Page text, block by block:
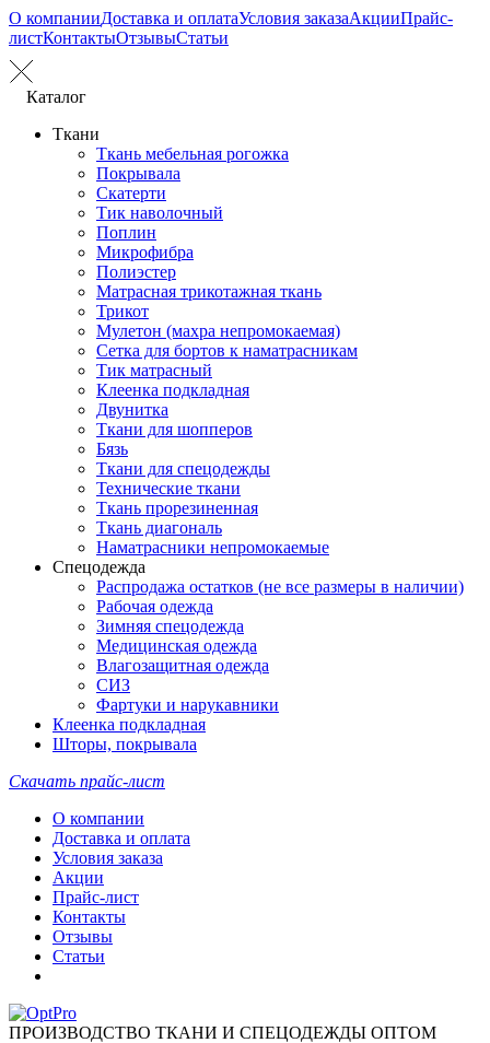
О компанииДоставка и оплатаУсловия заказаАкцииПрайс-
листКонтактыОтзывыСтатьи
Каталог
Ткани
Ткань мебельная рогожка
Покрывала
Скатерти
Тик наволочный
Поплин
Микрофибра
Полиэстер
Матрасная трикотажная ткань
Трикот
Мулетон (махра непромокаемая)
Сетка для бортов к наматрасникам
Тик матрасный
Клеенка подкладная
Двунитка
Ткани для шопперов
Бязь
Ткани для спецодежды
Технические ткани
Ткань прорезиненная
Ткань диагональ
Наматрасники непромокаемые
Спецодежда
Распродажа остатков (не все размеры в наличии)
Рабочая одежда
Зимняя спецодежда
Медицинская одежда
Влагозащитная одежда
СИЗ
Фартуки и нарукавники
Клеенка подкладная
Шторы, покрывала
Скачать прайс-лист
О компании
Доставка и оплата
Условия заказа
Акции
Прайс-лист
Контакты
Отзывы
Статьи
ПРОИЗВОДСТВО ТКАНИ И СПЕЦОДЕЖДЫ ОПТОМ